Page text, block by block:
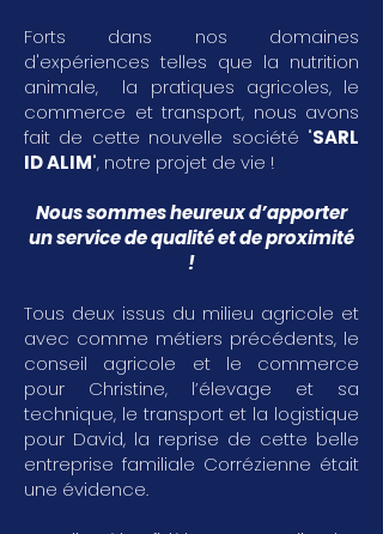
Forts dans nos domaines
d'expériences telles que la nutrition
animale, la pratiques agricoles, le
commerce et transport, nous avons
fait de cette nouvelle société "SARL
ID ALIM", notre projet de vie !
Nous sommes heureux d’apporter
un service de qualité et de proximité
!
Tous deux issus du milieu agricole et
avec comme métiers précédents, le
conseil agricole et le commerce
pour Christine, l’élevage et sa
technique, le transport et la logistique
pour David, la reprise de cette belle
entreprise familiale Corrézienne était
une évidence.